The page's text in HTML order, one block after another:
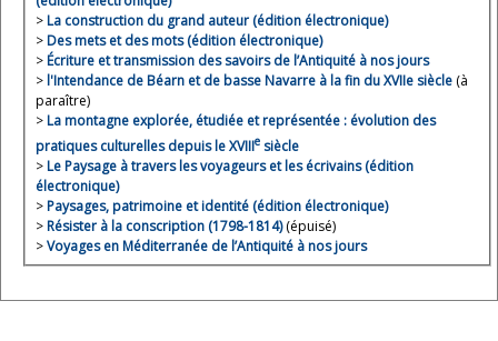
>La construction du grand auteur (édition électronique)
>Des mets et des mots (édition électronique)
>Écriture et transmission des savoirs de l’Antiquité à nos jours
> l'Intendance de Béarn et de basse Navarre à la fin du XVIIe siècle (à
paraître)
>La montagne explorée, étudiée et représentée : évolution des
pratiques culturelles depuis le XVIIIe siècle
>Le Paysage à travers les voyageurs et les écrivains (édition
électronique)
>Paysages, patrimoine et identité (édition électronique)
>Résister à la conscription (1798-1814)(épuisé)
>Voyages en Méditerranée de l’Antiquité à nos jours